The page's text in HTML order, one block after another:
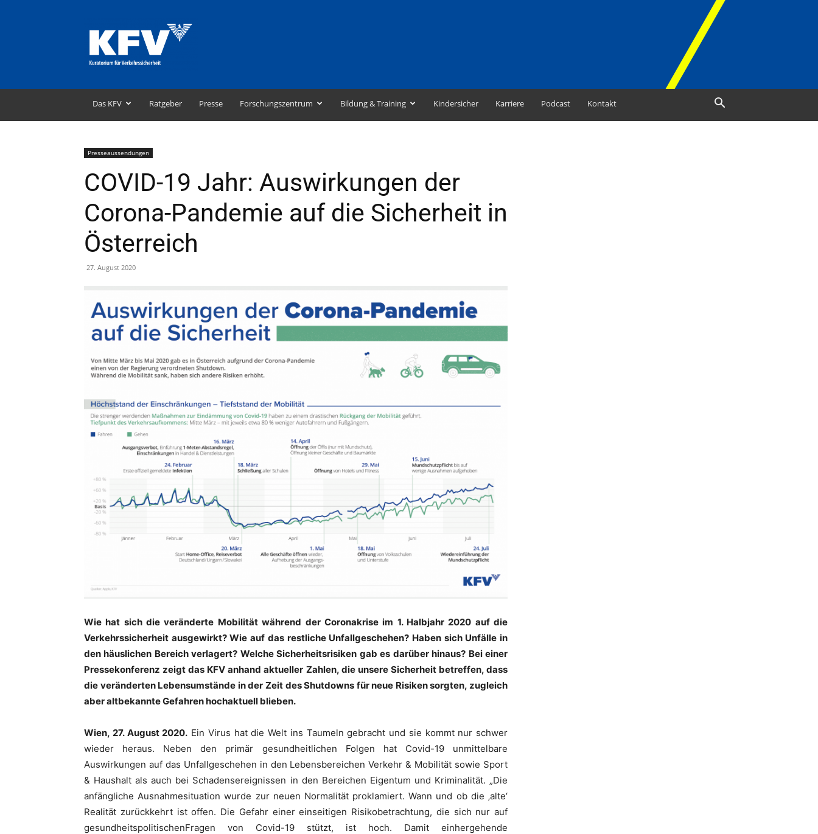
–
Kuratorium
für
Das KFV Ratgeber Presse Forschungszentrum Bildung & Training Kindersicher Karriere Podcast Kontakt
Presseaussendungen
COVID-19 Jahr: Auswirkungen der
Corona-Pandemie auf die Sicherheit in
Österreich
27. August 2020
Wie hat sich die veränderte Mobilität während der Coronakrise im 1. Halbjahr 2020 auf die
Verkehrssicherheit ausgewirkt? Wie auf das restliche Unfallgeschehen? Haben sich Unfälle in
den häuslichen Bereich verlagert? Welche Sicherheitsrisiken gab es darüber hinaus? Bei einer
Pressekonferenz zeigt das KFV anhand aktueller Zahlen, die unsere Sicherheit betreffen, dass
die veränderten Lebensumstände in der Zeit des Shutdowns für neue Risiken sorgten, zugleich
aber altbekannte Gefahren hochaktuell blieben.
Wien, 27. August 2020. Ein Virus hat die Welt ins Taumeln gebracht und sie kommt nur schwer
wieder heraus. Neben den primär gesundheitlichen Folgen hat Covid-19 unmittelbare
Auswirkungen auf das Unfallgeschehen in den Lebensbereichen Verkehr & Mobilität sowie Sport
& Haushalt als auch bei Schadensereignissen in den Bereichen Eigentum und Kriminalität. „Die
anfängliche Ausnahmesituation wurde zur neuen Normalität proklamiert. Wann und ob die ‚alte‘
Realität zurückkehrt ist offen. Die Gefahr einer einseitigen Risikobetrachtung, die sich nur auf
gesundheitspolitischenFragen von Covid-19 stützt, ist hoch. Damit einhergehende